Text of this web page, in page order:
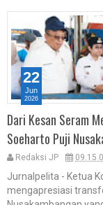
Dari Kesan Seram
Soeharto Puji
Redaksi JP
Jurnalpelita - Ketua
mengapresiasi
22
Jun
2026